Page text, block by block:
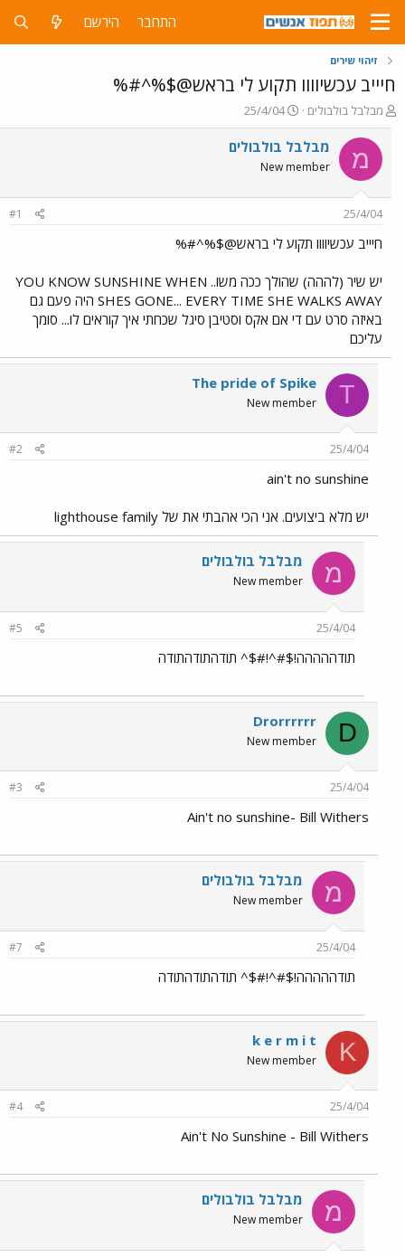
התחבר הירשם
זיהוי שירים
חיייב עכשיוווו תקוע לי בראש@$%^#%
פ
ו
ת
ח
ה
ש
א
מבלבל בולבולים
פ
ו
ר
ם
ר
25/4/04
מ מבלבל בולבולים
New member
25/4/04
#1
חיייב עכשיוווו תקוע לי בראש@$%^#%
יש שיר (לההה) שהולך ככה משו.. YOU KNOW SUNSHINE WHEN
SHES GONE... EVERY TIME SHE WALKS AWAY היה פעם גם
באיזה סרט עם די אם אקס וסטיבן סיגל שכחתי איך קוראים לו... סומך
עליכם
T
The pride of Spike
New member
25/4/04
#2
ain't no sunshine
יש מלא ביצועים. אני הכי אהבתי את של lighthouse family
מ מבלבל בולבולים
New member
25/4/04
#5
תודההההה!$#^!#$^ תודהתודהתודה
D
Drorrrrrr
New member
25/4/04
#3
Ain't no sunshine- Bill Withers
מ מבלבל בולבולים
New member
25/4/04
#7
תודההההה!$#^!#$^ תודהתודהתודה
K
k e r m i t
New member
25/4/04
#4
Ain't No Sunshine - Bill Withers
מ מבלבל בולבולים
New member